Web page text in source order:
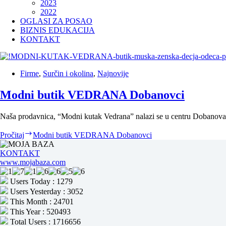
2023
2022
OGLASI ZA POSAO
BIZNIS EDUKACIJA
KONTAKT
Firme, Surčin i okolina, Najnovije
Modni butik VEDRANA Dobanovci
Naša prodavnica, “Modni kutak Vedrana” nalazi se u centru
Pročitaj Modni butik VEDRANA Dobanovci
KONTAKT
www.mojabaza.com
Users Today : 1279
Users Yesterday : 3052
This Month : 24701
This Year : 520493
Total Users : 1716656